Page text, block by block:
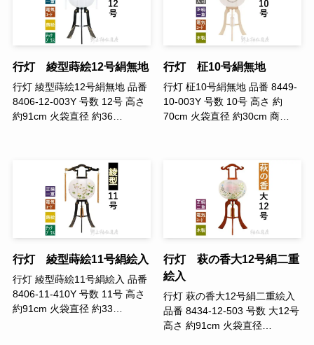
行灯 綾型蒔絵12号絹無地
行灯 綾型蒔絵12号絹無地 品番
8406-12-003Y 号数 12号 高さ
約91cm 火袋直径 約36…
行灯 柾10号絹無地
行灯 柾10号絹無地 品番 8449-
10-003Y 号数 10号 高さ 約
70cm 火袋直径 約30cm 商…
行灯 綾型蒔絵11号絹絵入
行灯 綾型蒔絵11号絹絵入 品番
8406-11-410Y 号数 11号 高さ
約91cm 火袋直径 約33…
行灯 萩の香大12号絹二重
絵入
行灯 萩の香大12号絹二重絵入
品番 8434-12-503 号数 大12号
高さ 約91cm 火袋直径…